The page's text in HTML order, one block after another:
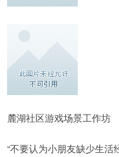
麓湖社区游戏场景工作坊
“不要认为小朋友缺少生